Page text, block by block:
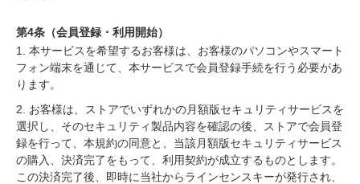
第4条（会員登録・利用開始）
1. 本サービスを希望するお客様は、お客様のパソコンやスマート
フォン端末を通じて、本サービスで会員登録手続を行う必要があ
ります。
2. お客様は、ストアでいずれかの月額版セキュリティサービスを
選択し、そのセキュリティ製品内容を確認の後、ストアで会員登
録を行って、本規約の同意と、当該月額版セキュリティサービス
の購入、決済完了をもって、利用契約が成立するものとします。
この決済完了後、即時に当社からラインセンスキーが発行され、